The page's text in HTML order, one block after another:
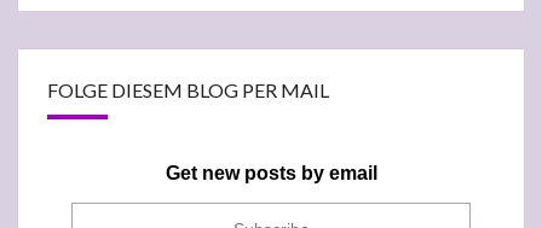
FOLGE DIESEM BLOG PER MAIL
Get new posts by email